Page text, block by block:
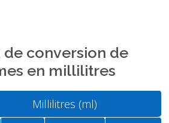
de conversion de
en millilitres
Millilitres (ml)